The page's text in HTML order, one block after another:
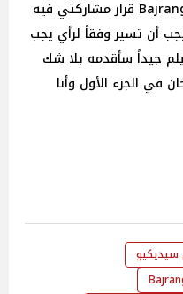
الجزء الثاني الجديد 2 Bajrangi Bhaijaan قرار مشاركتي فيه
أن تسير وفقاً لرأي يجب
جيداً سأقدمه بلا شك
في الجزء الأول وأنا
سيديكيو